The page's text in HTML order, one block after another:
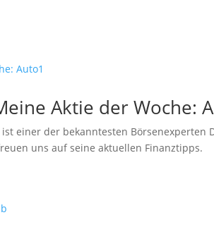
Aktie der Woche:
einer der bekanntesten Börsenexperten
uns auf seine aktuellen Finanztipps.